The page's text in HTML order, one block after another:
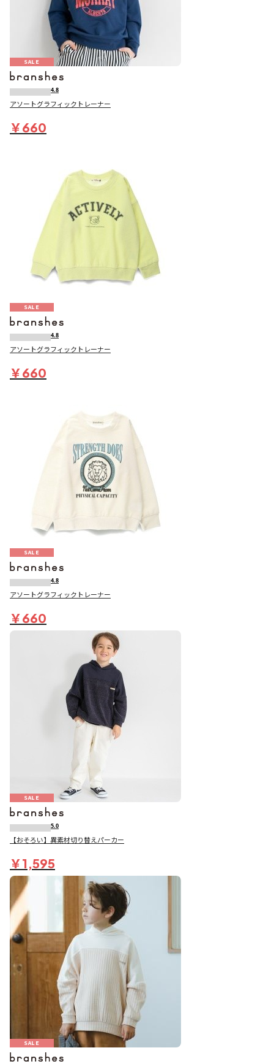
SALE
4.8
アソートグラフィックトレーナー
￥660
SALE
4.8
アソートグラフィックトレーナー
￥660
SALE
4.8
アソートグラフィックトレーナー
￥660
SALE
5.0
【おそろい】異素材切り替えパーカー
￥1,595
SALE